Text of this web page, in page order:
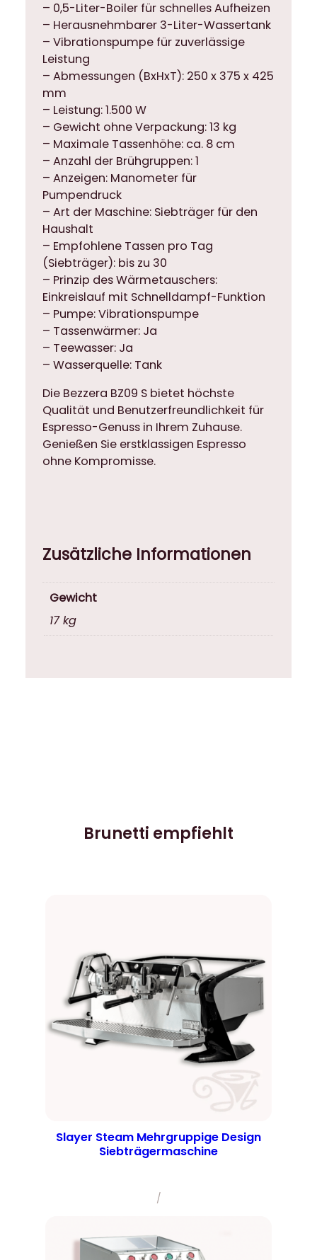
– 0,5-Liter-Boiler für schnelles Aufheizen
– Herausnehmbarer 3-Liter-Wassertank
– Vibrationspumpe für zuverlässige
Leistung
– Abmessungen (BxHxT): 250 x 375 x 425
mm
– Leistung: 1.500 W
– Gewicht ohne Verpackung: 13 kg
– Maximale Tassenhöhe: ca. 8 cm
– Anzahl der Brühgruppen: 1
– Anzeigen: Manometer für
Pumpendruck
– Art der Maschine: Siebträger für den
Haushalt
– Empfohlene Tassen pro Tag
(Siebträger): bis zu 30
– Prinzip des Wärmetauschers:
Einkreislauf mit Schnelldampf-Funktion
– Pumpe: Vibrationspumpe
– Tassenwärmer: Ja
– Teewasser: Ja
– Wasserquelle: Tank
Die Bezzera BZ09 S bietet höchste
Qualität und Benutzerfreundlichkeit für
Espresso-Genuss in Ihrem Zuhause.
Genießen Sie erstklassigen Espresso
ohne Kompromisse.
Zusätzliche Informationen
Gewicht
17 kg
Brunetti empfiehlt
Slayer Steam Mehrgruppige Design
Siebträgermaschine
/